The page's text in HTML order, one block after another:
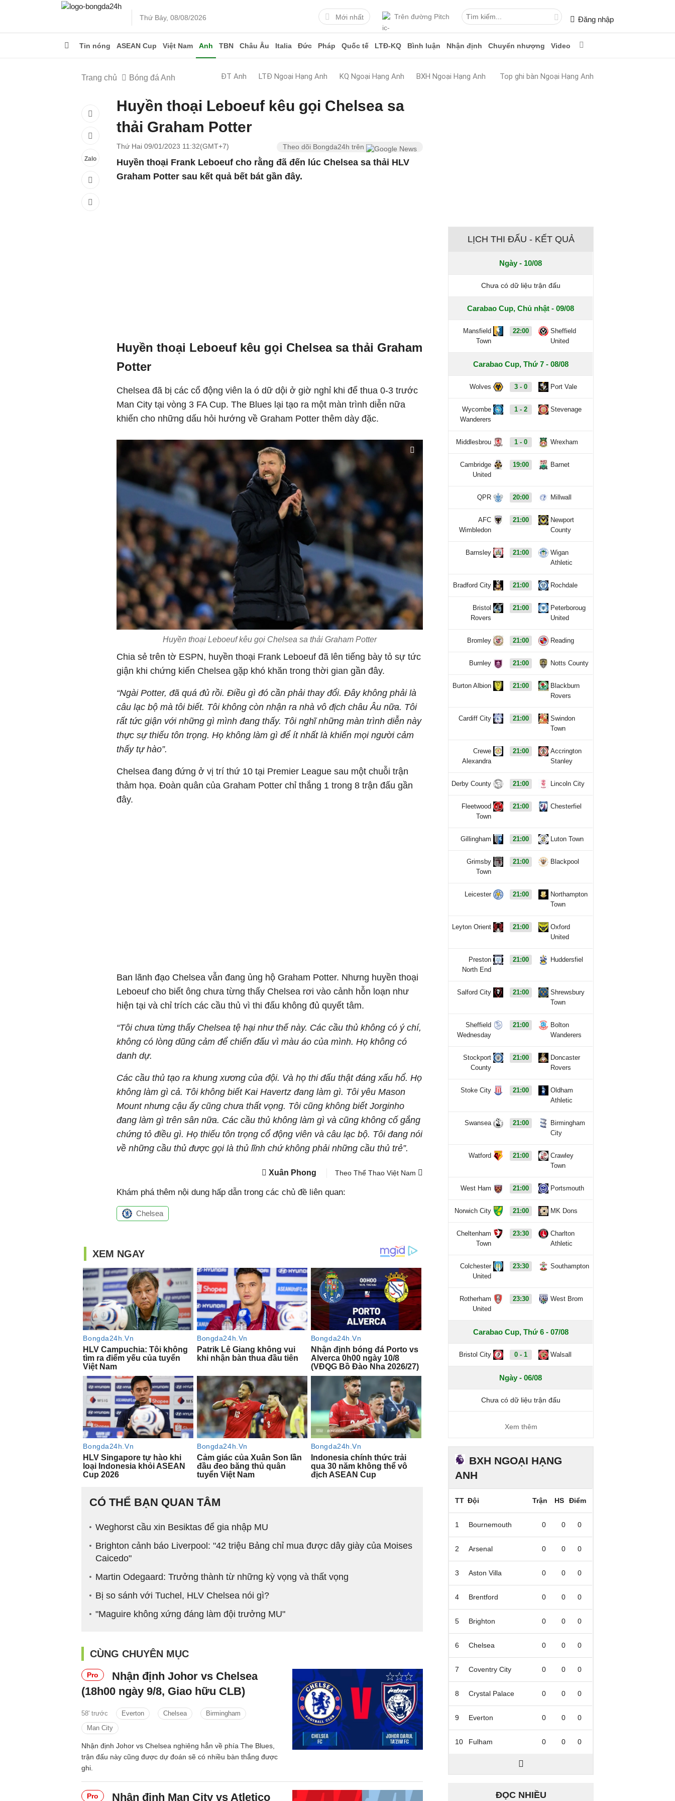
Thứ Bảy, 08/08/2026 Mới nhất Trên đường Pitch Đăng nhập
Tin nóng ASEAN Cup Việt Nam Anh TBN Châu Âu Italia Đức Pháp Quốc tế LTĐ-KQ Bình luận Nhận định Chuyển nhượng Video
Trang chủ Bóng đá Anh ĐT Anh LTĐ Ngoại Hạng Anh KQ Ngoại Hạng Anh BXH Ngoại Hạng Anh Top ghi bàn Ngoại Hạng Anh
Zalo
Huyền thoại Leboeuf kêu gọi Chelsea sa
thải Graham Potter
Thứ Hai 09/01/2023 11:32(GMT+7) Theo dõi Bongda24h trên
Huyền thoại Frank Leboeuf cho rằng đã đến lúc Chelsea sa thải HLV
Graham Potter sau kết quả bết bát gần đây.
Huyền thoại Leboeuf kêu gọi Chelsea sa thải Graham
Potter
Chelsea đã bị các cổ động viên la ó dữ dội ở giờ nghỉ khi để thua 0-3 trước
Man City tại vòng 3 FA Cup. The Blues lại tạo ra một màn trình diễn nữa
khiến cho những dấu hỏi hướng về Graham Potter thêm dày đặc.
Huyền thoại Leboeuf kêu gọi Chelsea sa thải Graham Potter
Chia sẻ trên tờ ESPN, huyền thoại Frank Leboeuf đã lên tiếng bày tỏ sự tức
giận khi chứng kiến Chelsea gặp khó khăn trong thời gian gần đây.
“Ngài Potter, đã quá đủ rồi. Điều gì đó cần phải thay đổi. Đây không phải là
câu lạc bộ mà tôi biết. Tôi không còn nhận ra nhà vô địch châu Âu nữa. Tôi
rất tức giận với những gì mình đang thấy. Tôi nghĩ những màn trình diễn này
thực sự thiếu tôn trọng. Họ không làm gì để ít nhất là khiến mọi người cảm
thấy tự hào”.
Chelsea đang đứng ở vị trí thứ 10 tại Premier League sau một chuỗi trận
thảm họa. Đoàn quân của Graham Potter chỉ thắng 1 trong 8 trận đấu gần
đây.
Ban lãnh đạo Chelsea vẫn đang ủng hộ Graham Potter. Nhưng huyền thoại
Leboeuf cho biết ông chưa từng thấy Chelsea rơi vào cảnh hỗn loạn như
hiện tại và chỉ trích các cầu thủ vì thi đấu không đủ quyết tâm.
“Tôi chưa từng thấy Chelsea tệ hại như thế này. Các cầu thủ không có ý chí,
không có lòng dũng cảm để chiến đấu vì màu áo của mình. Họ không có
danh dự.
Các cầu thủ tạo ra khung xương của đội. Và họ thi đấu thật đáng xấu hổ. Họ
không làm gì cả. Tôi không biết Kai Havertz đang làm gì. Tôi yêu Mason
Mount nhưng cậu ấy cũng chưa thất vọng. Tôi cũng không biết Jorginho
đang làm gì trên sân nữa. Các cầu thủ không làm gì và cũng không cố gắng
chứng tỏ điều gì. Họ thiếu tôn trọng cổ động viên và câu lạc bộ. Tôi đang nói
về những cầu thủ được gọi là thủ lĩnh chứ không phải những cầu thủ trẻ”.
Xuân Phong Theo Thể Thao Việt Nam
Khám phá thêm nội dung hấp dẫn trong các chủ đề liên quan:
Chelsea
CÓ THỂ BẠN QUAN TÂM
Weghorst cầu xin Besiktas để gia nhập MU
Brighton cảnh báo Liverpool: "42 triệu Bảng chỉ mua được dây giày của Moises
Caicedo"
Martin Odegaard: Trưởng thành từ những kỳ vọng và thất vọng
Bị so sánh với Tuchel, HLV Chelsea nói gì?
"Maguire không xứng đáng làm đội trưởng MU"
CÙNG CHUYÊN MỤC
Pro
Nhận định Johor vs Chelsea
(18h00 ngày 9/8, Giao hữu CLB)
58' trước Everton Chelsea
Birmingham
Man City
Nhận định Johor vs Chelsea nghiêng hẳn về phía The Blues,
trận đấu này cũng được dự đoán sẽ có nhiều bàn thắng được
ghi.
Pro Nhận định Man City vs Atletico
LỊCH THI ĐẤU - KẾT QUẢ
Ngày - 10/08
Chưa có dữ liệu trận đấu
Carabao Cup, Chủ nhật - 09/08
Mansfield
Town
22:00
Sheffield
United
Carabao Cup, Thứ 7 - 08/08
Wolves 3 - 0 Port Vale
Wycombe
Wanderers
1 - 2 Stevenage
Middlesbrou 1 - 0 Wrexham
Cambridge
United
19:00 Barnet
QPR 20:00 Millwall
AFC
Wimbledon
21:00
Newport
County
Barnsley 21:00
Wigan
Athletic
Bradford City 21:00 Rochdale
Bristol
Rovers
21:00
Peterboroug
United
Bromley 21:00 Reading
Burnley 21:00 Notts County
Burton Albion 21:00
Blackburn
Rovers
Cardiff City 21:00
Swindon
Town
Crewe
Alexandra
21:00
Accrington
Stanley
Derby County 21:00 Lincoln City
Fleetwood
Town
21:00 Chesterfiel
Gillingham 21:00 Luton Town
Grimsby
Town
21:00 Blackpool
Leicester 21:00
Northampton
Town
Leyton Orient 21:00
Oxford
United
Preston
North End
21:00 Huddersfiel
Salford City 21:00
Shrewsbury
Town
Sheffield
Wednesday
21:00
Bolton
Wanderers
Stockport
County
21:00
Doncaster
Rovers
Stoke City 21:00
Oldham
Athletic
Swansea 21:00
Birmingham
City
Watford 21:00
Crawley
Town
West Ham 21:00 Portsmouth
Norwich City 21:00 MK Dons
Cheltenham
Town
23:30
Charlton
Athletic
Colchester
United
23:30 Southampton
Rotherham
United
23:30 West Brom
Carabao Cup, Thứ 6 - 07/08
Bristol City 0 - 1 Walsall
Ngày - 06/08
Chưa có dữ liệu trận đấu
Xem thêm
BXH NGOẠI HẠNG
ANH
TT Đội Trận HS Điểm
1 Bournemouth 0 0 0
2 Arsenal 0 0 0
3 Aston Villa 0 0 0
4 Brentford 0 0 0
5 Brighton 0 0 0
6 Chelsea 0 0 0
7 Coventry City 0 0 0
8 Crystal Palace 0 0 0
9 Everton 0 0 0
10 Fulham 0 0 0
ĐỌC NHIỀU